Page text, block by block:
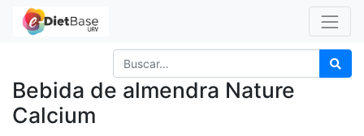
Bebida de almendra Nature
Calcium